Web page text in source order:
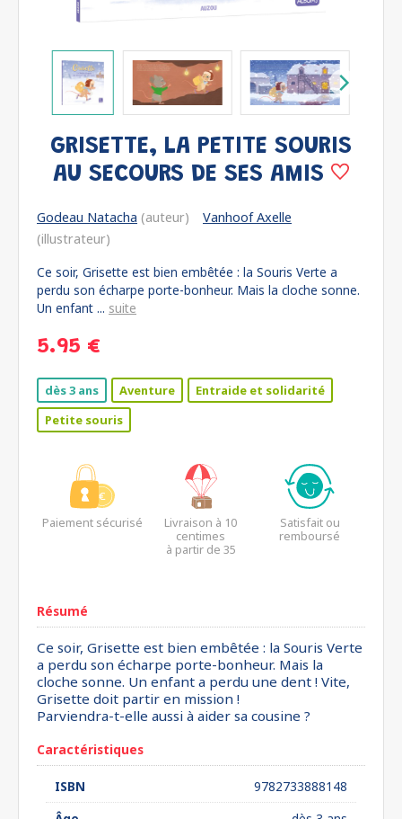
GRISETTE, LA PETITE SOURIS
AU SECOURS DE SES AMIS
Godeau Natacha (auteur)
Vanhoof Axelle
(illustrateur)
Ce soir, Grisette est bien embêtée : la Souris Verte a
perdu son écharpe porte-bonheur. Mais la cloche sonne.
Un enfant ... suite
5.95 €
dès 3 ans Aventure
Entraide et solidarité
Petite souris
Paiement sécurisé
Livraison à 10
centimes
à partir de 35
Satisfait ou
remboursé
Résumé
Ce soir, Grisette est bien embêtée : la Souris Verte
a perdu son écharpe porte-bonheur. Mais la
cloche sonne. Un enfant a perdu une dent ! Vite,
Grisette doit partir en mission !
Parviendra-t-elle aussi à aider sa cousine ?
Caractéristiques
ISBN
9782733888148